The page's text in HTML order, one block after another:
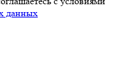
данных